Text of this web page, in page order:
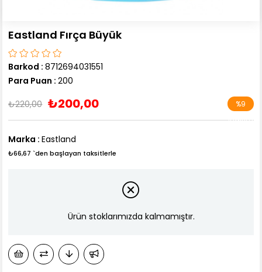
Eastland Fırça Büyük
Barkod : 8712694031551
Para Puan : 200
₺220,00 ₺200,00 %9
İndirim
Marka : Eastland
₺66,67 `den başlayan taksitlerle
Ürün stoklarımızda kalmamıştır.